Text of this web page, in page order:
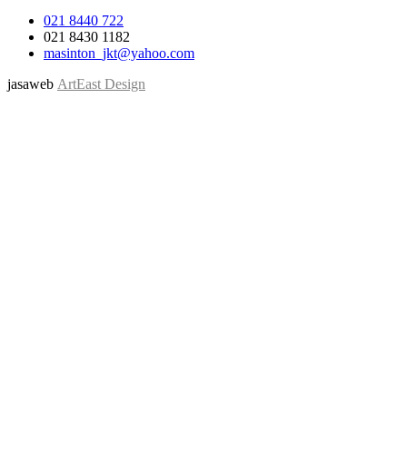
021 8440 722
021 8430 1182
masinton_jkt@yahoo.com
jasaweb ArtEast Design